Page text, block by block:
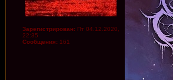
Зарегистрирован: Пт 04.12.2020,
22:35
Сообщения: 161